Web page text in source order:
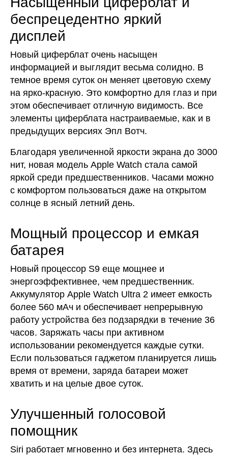
беспрецедентно яркий
дисплей
Новый циферблат очень насыщен
информацией и выглядит весьма солидно. В
темное время суток он меняет цветовую схему
на ярко-красную. Это комфортно для глаз и при
этом обеспечивает отличную видимость. Все
элементы циферблата настраиваемые, как и в
предыдущих версиях Эпл Вотч.
Благодаря увеличенной яркости экрана до 3000
нит, новая модель Apple Watch стала самой
яркой среди предшественников. Часами можно
с комфортом пользоваться даже на открытом
солнце в ясный летний день.
Мощный процессор и емкая
батарея
Новый процессор S9 еще мощнее и
энергоэффективнее, чем предшественник.
Аккумулятор Apple Watch Ultra 2 имеет емкость
более 560 мАч и обеспечивает непрерывную
работу устройства без подзарядки в течение 36
часов. Заряжать часы при активном
использовании рекомендуется каждые сутки.
Если пользоваться гаджетом планируется лишь
время от времени, заряда батареи может
хватить и на целые двое суток.
Улучшенный голосовой
помощник
Siri работает мгновенно и без интернета. Здесь